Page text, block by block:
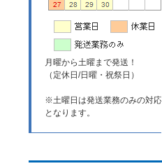
月曜から土曜まで発送！
（定休日/日曜・祝祭日）
※土曜日は発送業務のみの対応
となります。